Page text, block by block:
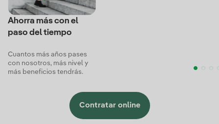
Ahorra más con el
paso del tiempo
Cuantos más años pases
con nosotros, más nivel y
más beneficios tendrás.
Contratar online